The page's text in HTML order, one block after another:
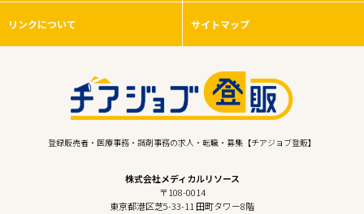
リンクについて サイトマップ
登録販売者・医療事務・調剤事務の求人・転職・募集【チアジョブ登販】
株式会社メディカルリソース
〒108-0014
東京都港区芝5-33-11 田町タワー8階